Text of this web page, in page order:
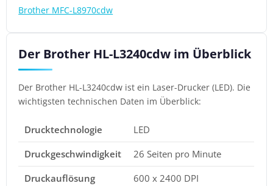
Brother MFC-L8970cdw
Der Brother HL-L3240cdw im Überblick
Der Brother HL-L3240cdw ist ein Laser-Drucker (LED). Die
wichtigsten technischen Daten im Überblick:
Drucktechnologie
LED
Druckgeschwindigkeit
26 Seiten pro Minute
Druckauflösung
600 x 2400 DPI